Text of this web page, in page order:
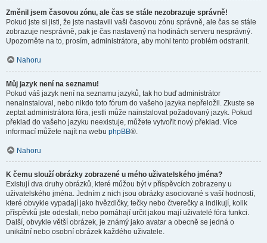
Změnil jsem časovou zónu, ale čas se stále nezobrazuje správně!
Pokud jste si jisti, že jste nastavili vaši časovou zónu správně, ale čas se stále
zobrazuje nesprávně, pak je čas nastavený na hodinách serveru nesprávný.
Upozorněte na to, prosím, administrátora, aby mohl tento problém odstranit.
Nahoru
Můj jazyk není na seznamu!
Pokud váš jazyk není na seznamu jazyků, tak ho buď administrátor
nenainstaloval, nebo nikdo toto fórum do vašeho jazyka nepřeložil. Zkuste se
zeptat administrátora fóra, jestli může nainstalovat požadovaný jazyk. Pokud
překlad do vašeho jazyku neexistuje, můžete vytvořit nový překlad. Více
informací můžete najít na webu phpBB®.
Nahoru
K čemu slouží obrázky zobrazené u mého uživatelského jména?
Existují dva druhy obrázků, které můžou být v příspěvcích zobrazeny u
uživatelského jména. Jedním z nich jsou obrázky asociované s vaší hodností,
které obvykle vypadají jako hvězdičky, tečky nebo čtverečky a indikují, kolik
příspěvků jste odeslali, nebo pomáhají určit jakou mají uživatelé fóra funkci.
Další, obvykle větší obrázek, je známý jako avatar a obecně se jedná o
unikátní nebo osobní obrázek každého uživatele.